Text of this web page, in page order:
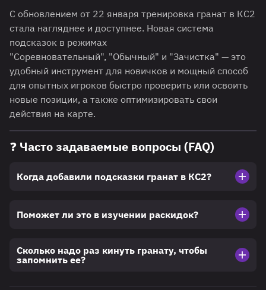
С обновлением от 22 января тренировка гранат в КС2
стала нагляднее и доступнее. Новая система
подсказок в режимах
"Соревновательный", "Обычный" и "Зачистка" — это
удобный инструмент для новичков и мощный способ
для опытных игроков быстро проверить или освоить
новые позиции, а также оптимизировать свои
действия на карте.
❓ Часто задаваемые вопросы (FAQ)
Когда добавили подсказки гранат в КС2?
Поможет ли это в изучении раскидок?
Сколько надо раз кинуть гранату, чтобы
запомнить ее?